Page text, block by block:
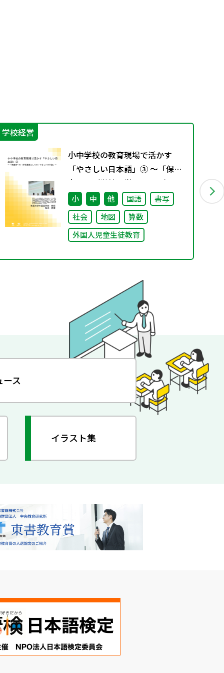
学校経営
小中学校の教育現場で活かす
「やさしい日本語」③ ～「保護
者への（学校運営としての）や
さしい日本語」～
小 中 他 国語
書写
社会
地図
算数
外国人児童生徒教育
ース
イラスト集